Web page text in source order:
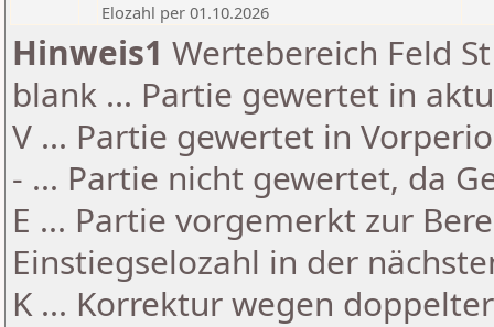
Elozahl per 01.10.2026
Hinweis1 Wertebereich Feld
blank ... Partie gewertet in
V ... Partie gewertet in
- ... Partie nicht gewertet, da
E ... Partie vorgemerkt zur
Einstiegselozahl in der
K ... Korrektur wegen